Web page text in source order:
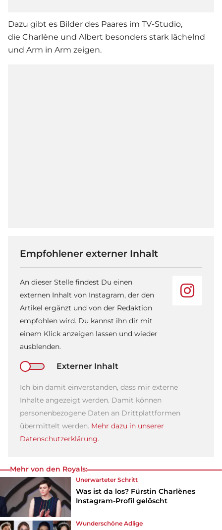
Dazu gibt es Bilder des Paares im TV-Studio,
die Charlène und Albert besonders stark lächelnd
und Arm in Arm zeigen.
Empfohlener externer Inhalt
An dieser Stelle findest Du einen
externen Inhalt von Instagram, der den
Artikel ergänzt und von der Redaktion
empfohlen wird. Du kannst ihn dir mit
einem Klick anzeigen lassen und wieder
ausblenden.
Externer Inhalt
Ich bin damit einverstanden, dass mir externe
Inhalte angezeigt werden. Damit können
personenbezogene Daten an Drittplattformen
übermittelt werden. Mehr dazu in unserer
Datenschutzerklärung.
Mehr von den Royals:
Unerwarteter Schritt
Was ist da los? Fürstin Charlènes
Instagram-Profil gelöscht
Wunderschöne Adlige